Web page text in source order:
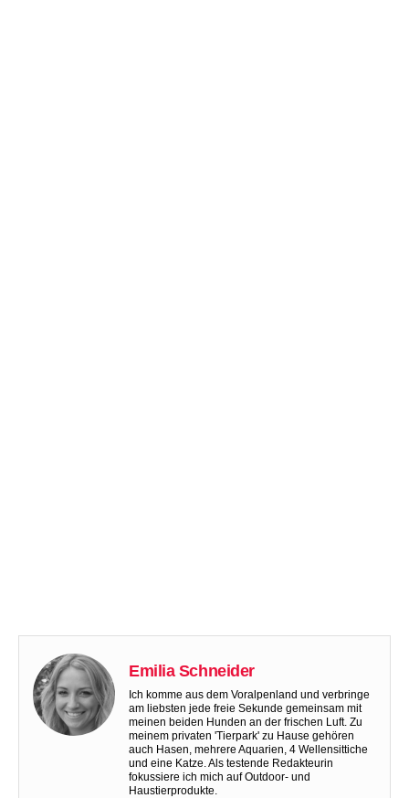
Emilia Schneider
Ich komme aus dem Voralpenland und verbringe
am liebsten jede freie Sekunde gemeinsam mit
meinen beiden Hunden an der frischen Luft. Zu
meinem privaten 'Tierpark' zu Hause gehören
auch Hasen, mehrere Aquarien, 4 Wellensittiche
und eine Katze. Als testende Redakteurin
fokussiere ich mich auf Outdoor- und
Haustierprodukte.